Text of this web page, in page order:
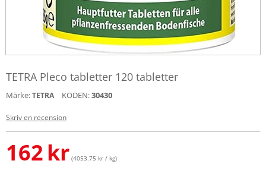
TETRA Pleco tabletter 120 tabletter
Märke:TETRA KODEN:30430
Skriv en recension
162kr (4053.75 kr / kg)